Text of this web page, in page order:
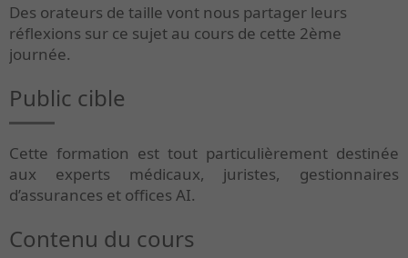
Des orateurs de taille vont nous partager leurs
réflexions sur ce sujet au cours de cette 2ème
journée.
Public cible
Cette formation est tout particulièrement destinée
aux experts médicaux, juristes, gestionnaires
d’assurances et offices AI.
Contenu du cours